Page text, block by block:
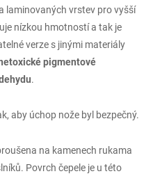
laminovaných vrstev pro vyšší
nízkou hmotností a tak je
verze s jinými materiály
pigmentové
.
aby úchop nože byl bezpečný.
na kamenech rukama
Povrch čepele je u této